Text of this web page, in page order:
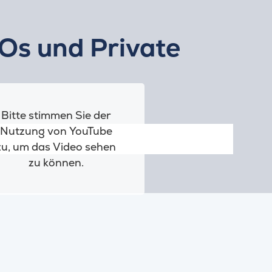
und Private
Bitte stimmen Sie der
Nutzung von YouTube
um das Video sehen
zu können.